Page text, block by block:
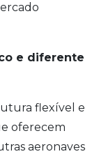
e diferente
flexível e
oferecem
aeronaves